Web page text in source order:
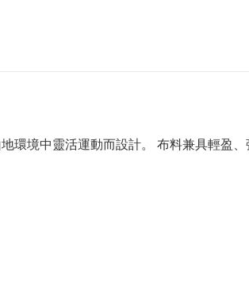
環境中靈活運動而設計。 布料兼具輕盈